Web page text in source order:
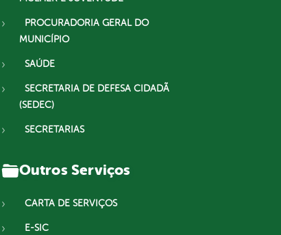
PROCURADORIA GERAL DO
MUNICÍPIO
SAÚDE
SECRETARIA DE DEFESA CIDADÃ
(SEDEC)
SECRETARIAS
Outros Serviços
CARTA DE SERVIÇOS
E-SIC